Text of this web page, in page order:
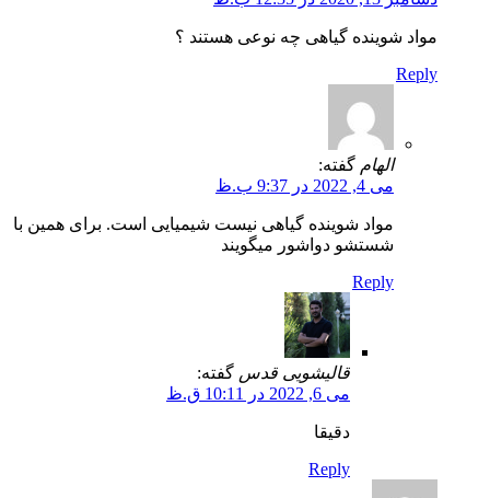
مواد شوینده گیاهی چه نوعی هستند ؟
Reply
الهام گفته:
می 4, 2022 در 9:37 ب.ظ
مواد شوینده گیاهی نیست شیمیایی است. برای همین با
شستشو دواشور میگویند
Reply
قالیشویی قدس گفته:
می 6, 2022 در 10:11 ق.ظ
دقیقا
Reply